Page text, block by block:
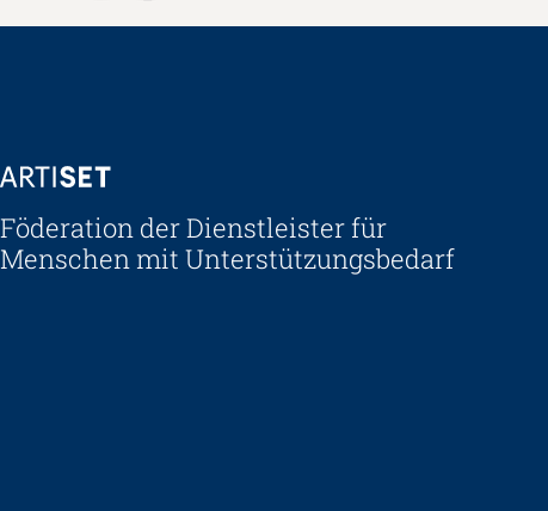
ARTISET
Föderation der Dienstleister für
Menschen mit Unterstützungsbedarf